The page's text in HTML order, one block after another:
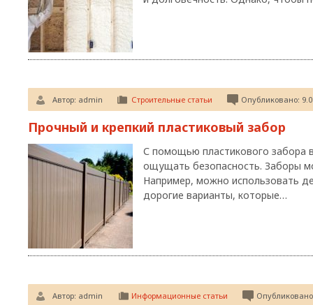
Автор: admin Строительные статьи Опубликовано:
Прочный и крепкий пластиковый забор
С помощью пластикового забора
ощущать безопасность. Заборы
Например, можно использовать
дорогие варианты, которые…
Автор: admin Информационные статьи